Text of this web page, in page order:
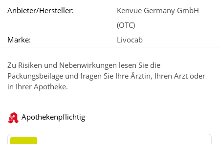
Anbieter/Hersteller:
Kenvue Germany GmbH
(OTC)
Marke:
Livocab
Zu Risiken und Nebenwirkungen lesen Sie die
Packungsbeilage und fragen Sie Ihre Ärztin, Ihren Arzt oder
in Ihrer Apotheke.
Apothekenpflichtig